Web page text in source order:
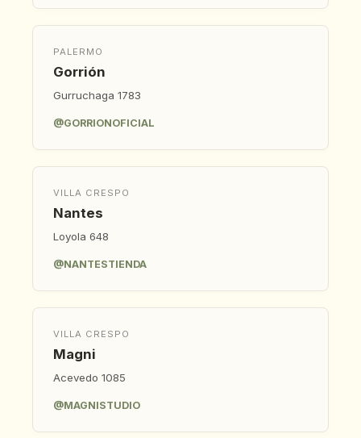
PALERMO
Gorrión
Gurruchaga 1783
@GORRIONOFICIAL
VILLA CRESPO
Nantes
Loyola 648
@NANTESTIENDA
VILLA CRESPO
Magni
Acevedo 1085
@MAGNISTUDIO